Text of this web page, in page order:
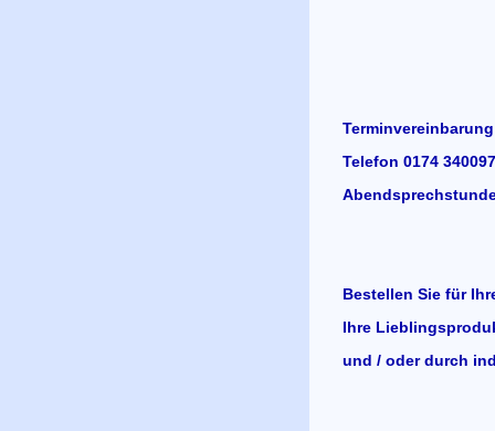
Telefon 0174
Bestellen Sie für
Ihre
und / oder durch